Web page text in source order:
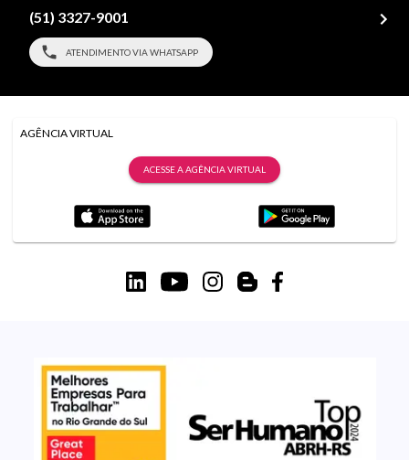
(51) 3327-9001
ATENDIMENTO VIA WHATSAPP
AGÊNCIA VIRTUAL
ACESSE A AGÊNCIA VIRTUAL